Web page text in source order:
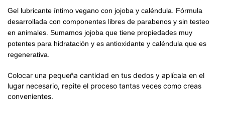
Gel lubricante íntimo vegano con jojoba y caléndula. Fórmula
desarrollada con componentes libres de parabenos y sin testeo
en animales. Sumamos jojoba que tiene propiedades muy
potentes para hidratación y es antioxidante y caléndula que es
regenerativa.
Colocar una pequeña cantidad en tus dedos y aplícala en el
lugar necesario, repite el proceso tantas veces como creas
convenientes.